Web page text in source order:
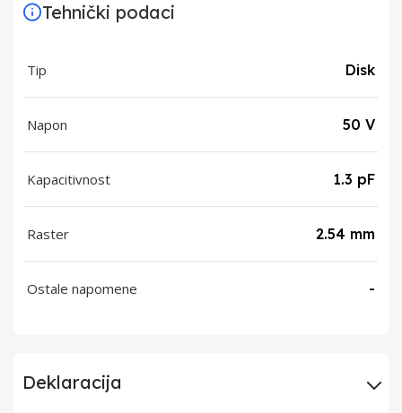
Tehnički podaci
Tip Disk
Napon 50 V
Kapacitivnost 1.3 pF
Raster 2.54 mm
Ostale napomene -
Deklaracija